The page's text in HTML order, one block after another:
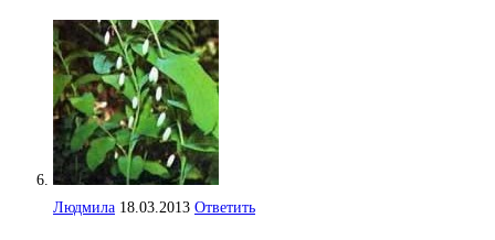
Людмила 18.03.2013 Ответить